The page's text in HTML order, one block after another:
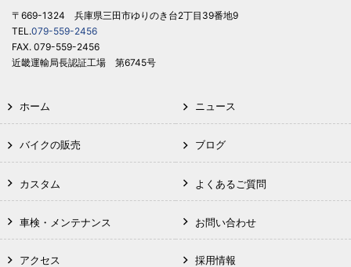
〒669-1324 兵庫県三田市ゆりのき台2丁目39番地9
TEL.079-559-2456
FAX. 079-559-2456
近畿運輸局長認証工場 第6745号
ホーム
バイクの販売
カスタム
車検・メンテナンス
アクセス
ニュース
ブログ
よくあるご質問
お問い合わせ
採用情報